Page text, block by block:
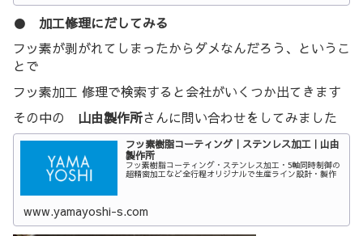
● 加工修理にだしてみる
フッ素が剥がれてしまったからダメなんだろう、というこ
とで
フッ素加工 修理で検索すると会社がいくつか出てきます
その中の 山由製作所さんに問い合わせをしてみました
フッ素樹脂コーティング｜ステンレス加工｜山由
製作所
フッ素樹脂コーティング・ステンレス加工・5軸同時制御の
超精密加工など全行程オリジナルで生産ライン設計・製作
www.yamayoshi-s.com